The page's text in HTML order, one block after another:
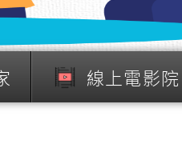
線上電影院